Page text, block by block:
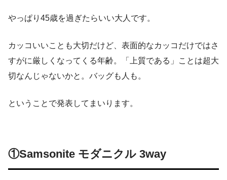
やっぱり45歳を過ぎたらいい大人です。
カッコいいことも大切だけど、表面的なカッコだけではさ
すがに厳しくなってくる年齢。「上質である」ことは超大
切なんじゃないかと。バッグも人も。
ということで発表してまいります。
①Samsonite モダニクル 3way